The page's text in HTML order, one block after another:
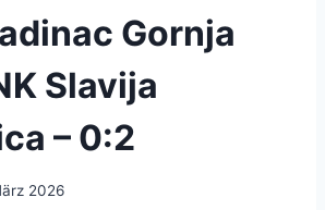
Gornja
Slavija
– 0:2
2026